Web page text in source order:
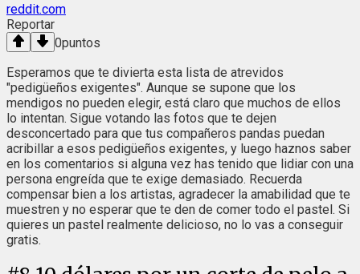
reddit.com
Reportar
0puntos
Esperamos que te divierta esta lista de atrevidos
"pedigüeños exigentes". Aunque se supone que los
mendigos no pueden elegir, está claro que muchos de ellos
lo intentan. Sigue votando las fotos que te dejen
desconcertado para que tus compañeros pandas puedan
acribillar a esos pedigüeños exigentes, y luego haznos saber
en los comentarios si alguna vez has tenido que lidiar con una
persona engreída que te exige demasiado. Recuerda
compensar bien a los artistas, agradecer la amabilidad que te
muestren y no esperar que te den de comer todo el pastel. Si
quieres un pastel realmente delicioso, no lo vas a conseguir
gratis.